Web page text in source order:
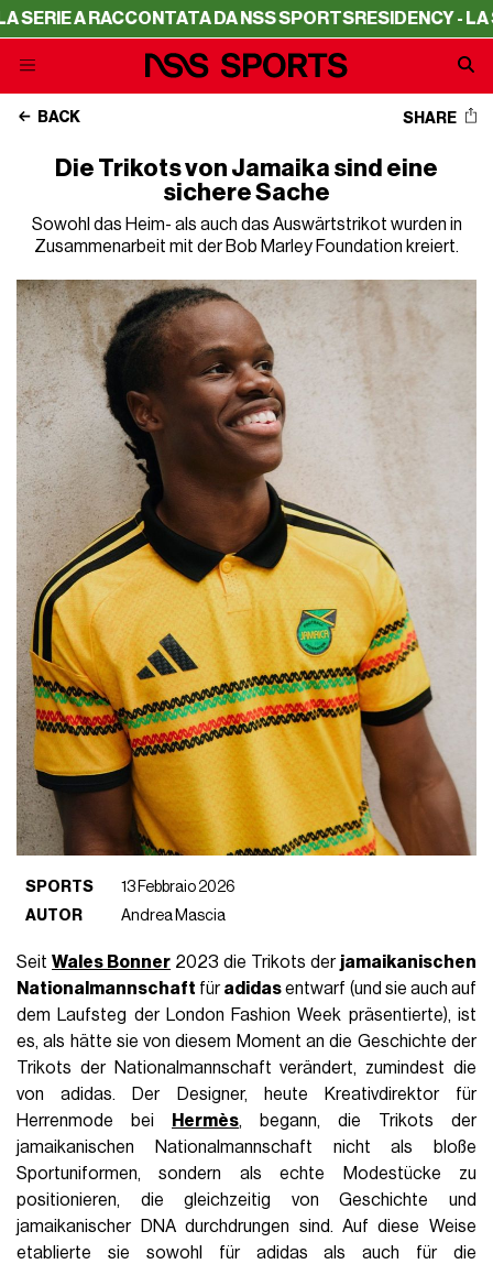
DA NSS SPORTSRESIDENCY - LA SERIE A
BACK SHARE
Die Trikots von Jamaika sind eine
sichere Sache
Sowohl das Heim- als auch das Auswärtstrikot wurden in
Zusammenarbeit mit der Bob Marley Foundation kreiert.
SPORTS
13 Febbraio 2026
AUTOR
Andrea Mascia
SeitWales Bonner 2023 die Trikots der jamaikanischen
Nationalmannschaft füradidasentwarf (und sie auch auf
dem Laufsteg der London Fashion Week präsentierte), ist
es, als hätte sie von diesem Moment an die Geschichte der
Trikots der Nationalmannschaft verändert, zumindest die
von adidas. Der Designer, heute Kreativdirektor für
Herrenmode bei
Hermès, begann, die Trikots der
jamaikanischen Nationalmannschaft nicht als bloße
Sportuniformen, sondern als echte Modestücke zu
positionieren, die gleichzeitig von Geschichte und
jamaikanischer DNA durchdrungen sind. Auf diese Weise
etablierte sie sowohl für adidas als auch für die